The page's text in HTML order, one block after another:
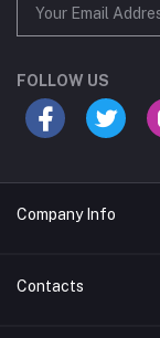
FOLLOW US
Company Info
Why Buy From Us?
Contacts